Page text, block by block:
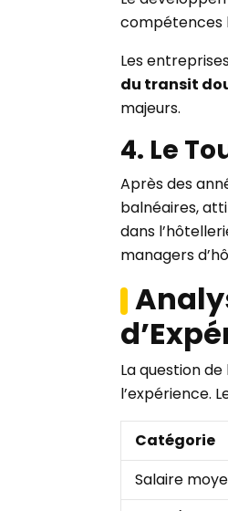
compétences
Les
du transit
majeurs.
4. Le
Après des
balnéaires,
dans
managers
La question
l’expérience.
Catégorie
Salaire